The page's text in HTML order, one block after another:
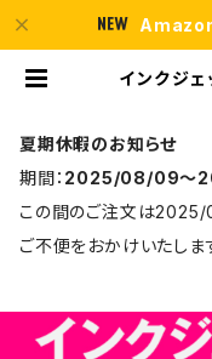
Amazon
インクジェ
ベル
夏期休暇のお知らせ
期間： 2025/08/09〜
この間のご注文は2025/
ご不便をおかけいたしま